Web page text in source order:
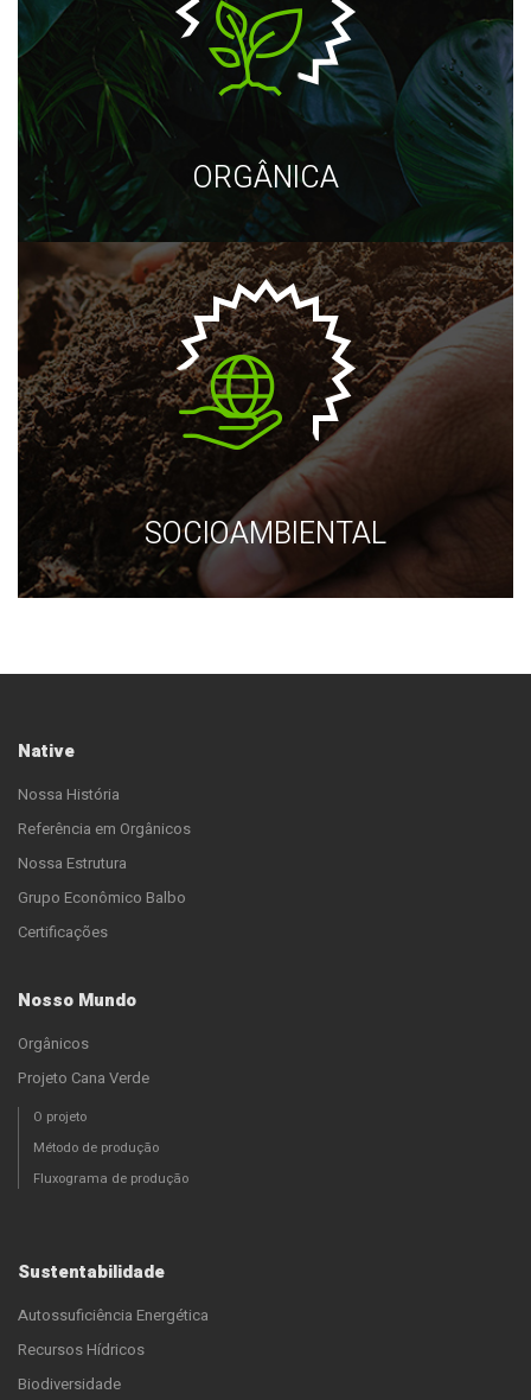
ORGÂNICA
SOCIOAMBIENTAL
Native
Nossa História
Referência em Orgânicos
Nossa Estrutura
Grupo Econômico Balbo
Certificações
Nosso Mundo
Orgânicos
Projeto Cana Verde
O projeto
Método de produção
Fluxograma de produção
Sustentabilidade
Autossuficiência Energética
Recursos Hídricos
Biodiversidade